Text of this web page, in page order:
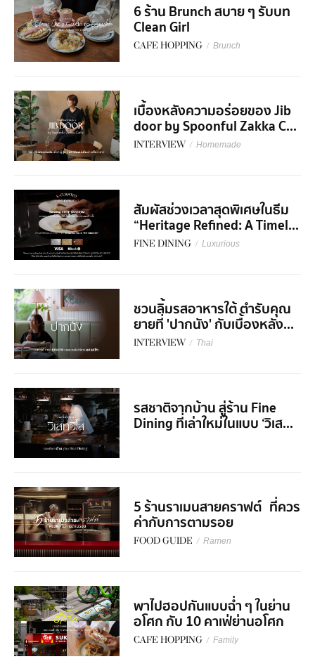
6 ร้าน Brunch สบาย ๆ รับบท
Clean Girl
CAFE HOPPING / Brunch
เบื้องหลังความอร่อยของ Jib
door by Spoonful Zakka C...
INTERVIEW / Homemade
สัมผัสช่วงเวลาสุดพิเศษในธีม
“Heritage Refined: A Timel...
FINE DINING / Luxurious
ชวนลิ้มรสอาหารใต้ ตำรับคุณ
ยายที่ 'ปากนัง' กับเบื้องหลัง...
INTERVIEW / Thai
รสชาติจากบ้าน สู่ร้าน Fine
Dining ที่เล่าใหม่ในแบบ ‘วิเส...
5 ร้านราเมนสายคราฟต์ ที่ควร
ค่ากับการตามรอย
FOOD GUIDE / Ramen
พาไปฮอปกันแบบฉ่ำ ๆ ในย่าน
อโศก กับ 10 คาเฟ่ย่านอโศก
CAFE HOPPING / Family